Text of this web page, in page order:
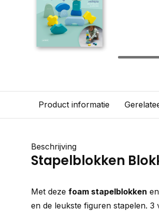
Product informatie
Beschrijving
Stapelblokken
Met deze foam stapelblokken en
en de leukste figuren stapelen.